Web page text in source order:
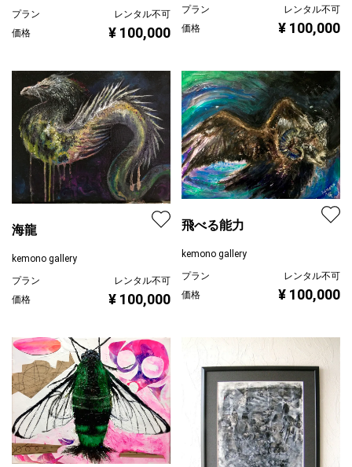
プラン
レンタル不可
価格
¥ 100,000
プラン
レンタル不可
価格
¥ 100,000
海龍
kemono gallery
プラン
レンタル不可
価格
¥ 100,000
飛べる能力
kemono gallery
プラン
レンタル不可
価格
¥ 100,000